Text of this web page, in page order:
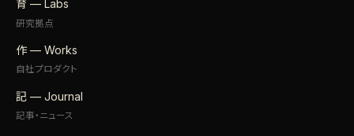
育 — Labs
研究拠点
作 — Works
自社プロダクト
記 — Journal
記事・ニュース